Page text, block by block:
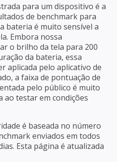
para um dispositivo é a
de benchmark para
bateria é muito sensível a
Embora nossa
o brilho da tela para 200
da bateria, essa
aplicada pelo aplicativo de
a faixa de pontuação de
pelo público é muito
ao testar em condições
é baseada no número
enviados em todos
Esta página é atualizada